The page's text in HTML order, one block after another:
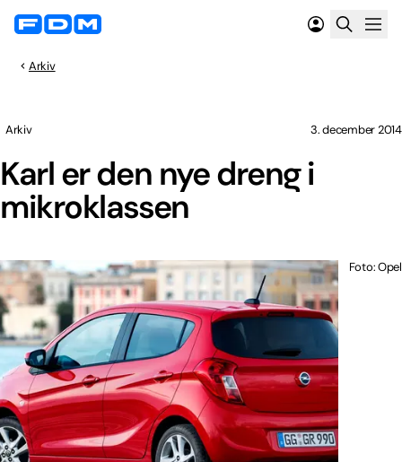
Arkiv
Karl er den nye dreng i
mikroklassen
Arkiv 3. december 2014
Foto: Opel